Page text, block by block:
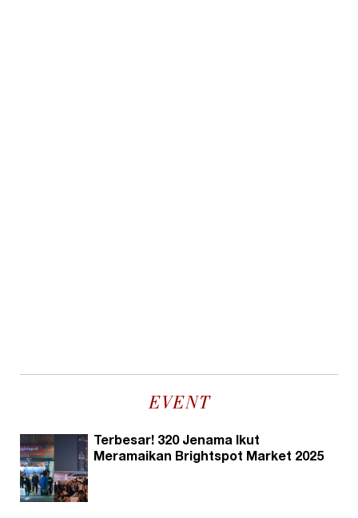
EVENT
Terbesar! 320 Jenama Ikut
Meramaikan Brightspot Market 2025